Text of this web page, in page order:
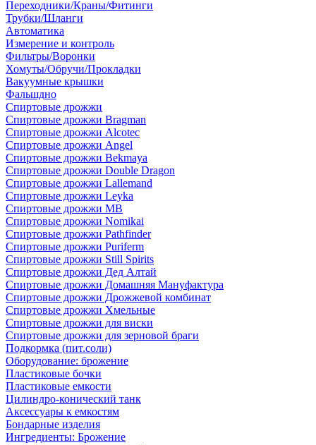
Переходники/Краны/Фитинги
Трубки/Шланги
Автоматика
Измерение и контроль
Фильтры/Воронки
Хомуты/Обручи/Прокладки
Вакуумные крышки
Фальшдно
Спиртовые дрожжи
Спиртовые дрожжи Bragman
Спиртовые дрожжи Alcotec
Спиртовые дрожжи Angel
Спиртовые дрожжи Bekmaya
Спиртовые дрожжи Double Dragon
Спиртовые дрожжи Lallemand
Спиртовые дрожжи Leyka
Спиртовые дрожжи MB
Спиртовые дрожжи Nomikai
Спиртовые дрожжи Pathfinder
Спиртовые дрожжи Puriferm
Спиртовые дрожжи Still Spirits
Спиртовые дрожжи Дед Алтай
Спиртовые дрожжи Домашняя Мануфактура
Спиртовые дрожжи Дрожжевой комбинат
Спиртовые дрожжи Хмельные
Спиртовые дрожжи для виски
Спиртовые дрожжи для зерновой браги
Подкормка (пит.соли)
Оборудование: брожение
Пластиковые бочки
Пластиковые емкости
Цилиндро-конический танк
Аксессуары к емкостям
Бондарные изделия
Ингредиенты: Брожение